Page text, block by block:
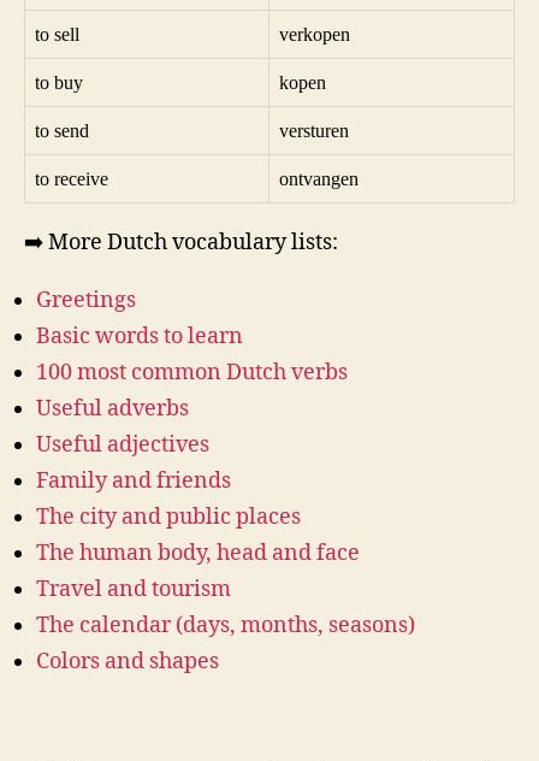
to sell verkopen
to buy kopen
to send versturen
to receive ontvangen
➡️ More Dutch vocabulary lists:
Greetings
Basic words to learn
100 most common Dutch verbs
Useful adverbs
Useful adjectives
Family and friends
The city and public places
The human body, head and face
Travel and tourism
The calendar (days, months, seasons)
Colors and shapes